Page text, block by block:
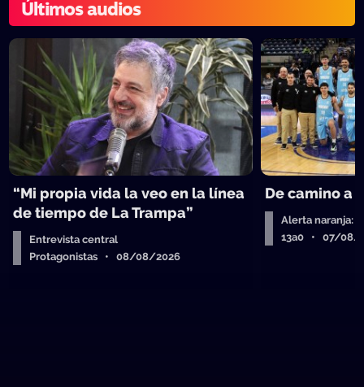
Últimos audios
“Mi propia vida la veo en la línea
de tiempo de La Trampa”
Entrevista central
Protagonistas • 08/08/2026
De camino a
Alerta naranja:
13a0 • 07/08/